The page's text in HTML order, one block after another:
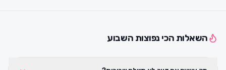
השאלות הכי נפוצות השבוע